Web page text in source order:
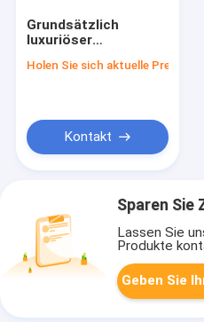
Grundsätzlich
luxuriöser
klimatisiert
Holen Sie sich aktuelle Preis
Kontakt
Sparen Sie
Lassen Sie
Produkte
Geben Sie